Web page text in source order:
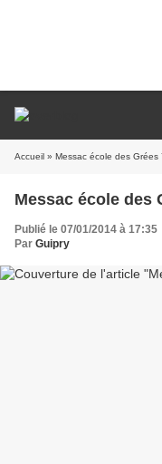
Accueil » Messac école des Grées
Messac école des
Publié le 07/01/2014 à 17:35
Par Guipry